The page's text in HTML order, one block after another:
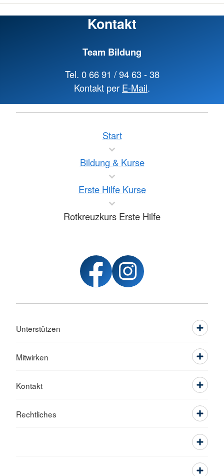
Kontakt
Team Bildung
Tel. 0 66 91 / 94 63 - 38
Kontakt per E-Mail.
Start
Bildung & Kurse
Erste Hilfe Kurse
Rotkreuzkurs Erste Hilfe
Unterstützen
Mitwirken
Kontakt
Rechtliches